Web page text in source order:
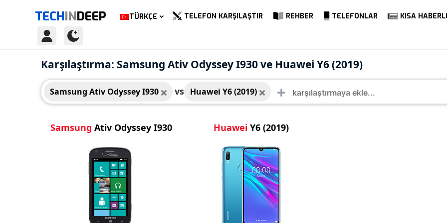
TECHINDEEP TÜRKÇE TELEFON KARŞILAŞTIR REHBER TELEFONLAR KISA
Karşılaştırma: Samsung Ativ Odyssey I930 ve Huawei Y6 (2019)
Samsung Ativ Odyssey I930 vs Huawei Y6 (2019)
Samsung Ativ Odyssey I930
Samsung Ativ Odyssey I930
Huawei Y6 (2019)
Huawei Y6 (2019)